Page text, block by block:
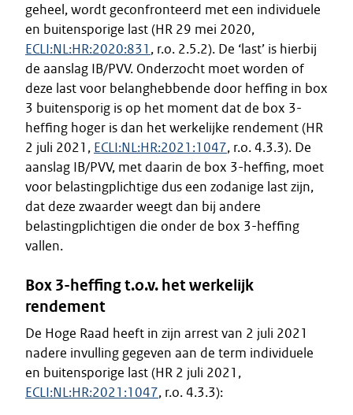
geheel, wordt geconfronteerd met een individuele
en buitensporige last (HR 29 mei 2020,
ECLI:NL:HR:2020:831 , r.o. 2.5.2). De ‘last’ is hierbij
de aanslag IB/PVV. Onderzocht moet worden of
deze last voor belanghebbende door heffing in box
3 buitensporig is op het moment dat de box 3-
heffing hoger is dan het werkelijke rendement (HR
2 juli 2021, ECLI:NL:HR:2021:1047, r.o. 4.3.3). De
aanslag IB/PVV, met daarin de box 3-heffing, moet
voor belastingplichtige dus een zodanige last zijn,
dat deze zwaarder weegt dan bij andere
belastingplichtigen die onder de box 3-heffing
vallen.
Box 3-heffing t.o.v. het werkelijk
rendement
De Hoge Raad heeft in zijn arrest van 2 juli 2021
nadere invulling gegeven aan de term individuele
en buitensporige last (HR 2 juli 2021,
ECLI:NL:HR:2021:1047, r.o. 4.3.3):